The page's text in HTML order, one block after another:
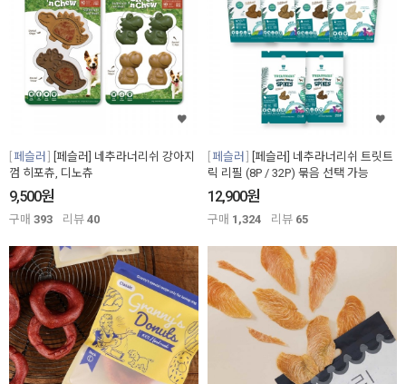
페슬러
[페슬러] 네추라너리쉬 강아지
껌 히포츄, 디노츄
9,500원
구매 393 리뷰 40
페슬러
[페슬러] 네추라너리쉬 트릿트
릭 리필 (8P / 32P) 묶음 선택 가능
12,900원
구매 1,324 리뷰 65